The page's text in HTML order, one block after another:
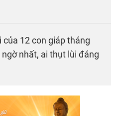
của 12 con giáp tháng
nhất, ai thụt lùi đáng